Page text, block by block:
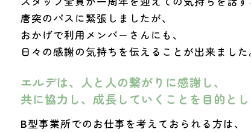
唐突のパスに緊張しましたが、
おかげで利用メンバーさんにも、
日々の感謝の気持ちを伝えることが出来ました
エルデは、人と人の繋がりに感謝し、
共に協力し、成長していくことを目的とし
B型事業所でのお仕事を考えておられる方は、